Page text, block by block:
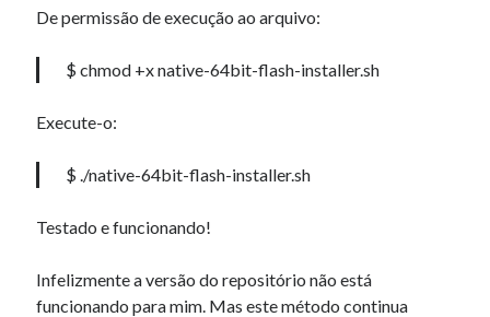
Ubuntu 12.04 – Configurando Samba (3.6.3)
Compilando para Teensy 3.0 no Windows utilizando Makefile
Usando USB ASP como não root
Narkolog na dom_qtMlem Como fazer relatórios…
MatthewTycleemGráficos para seu Tiny URL.
De permissão de execução ao arquivo:
$ chmod +x native-64bit-flash-installer.sh
Execute-o:
$ ./native-64bit-flash-installer.sh
Testado e funcionando!
Infelizmente a versão do repositório não está
funcionando para mim. Mas este método continua